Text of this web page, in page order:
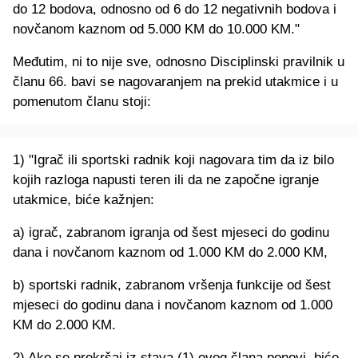
do 12 bodova, odnosno od 6 do 12 negativnih bodova i
novčanom kaznom od 5.000 KM do 10.000 KM."
Međutim, ni to nije sve, odnosno Disciplinski pravilnik u
članu 66. bavi se nagovaranjem na prekid utakmice i u
pomenutom članu stoji:
1) "Igrač ili sportski radnik koji nagovara tim da iz bilo
kojih razloga napusti teren ili da ne započne igranje
utakmice, biće kažnjen:
a) igrač, zabranom igranja od šest mjeseci do godinu
dana i novčanom kaznom od 1.000 KM do 2.000 KM,
b) sportski radnik, zabranom vršenja funkcije od šest
mjeseci do godinu dana i novčanom kaznom od 1.000
KM do 2.000 KM.